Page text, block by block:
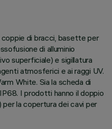
coppie di bracci, basette per
di alluminio
superficiale) e sigillatura
atmosferici e ai raggi UV.
White. Sia la scheda di
I prodotti hanno il doppio
la copertura dei cavi per